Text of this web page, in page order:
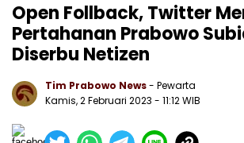
Open Follback, Twitter
Pertahanan Prabowo
Diserbu Netizen
Tim Prabowo News- Pewarta
Kamis, 2 Februari 2023 - 11:12 WIB